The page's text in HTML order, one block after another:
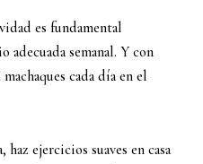
es fundamental
semanal. Y con
cada día en el
haz ejercicios suaves en casa